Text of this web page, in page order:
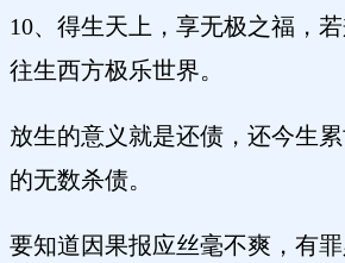
10、得生天上，享无极之福，
往生西方极乐世界。
放生的意义就是还债，还今生
的无数杀债。
要知道因果报应丝毫不爽，有